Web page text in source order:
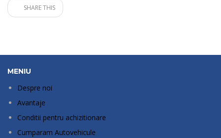
SHARE THIS
MENIU
Despre noi
Avantaje
Conditii pentru achizitionare
Cumparam Autovehicule